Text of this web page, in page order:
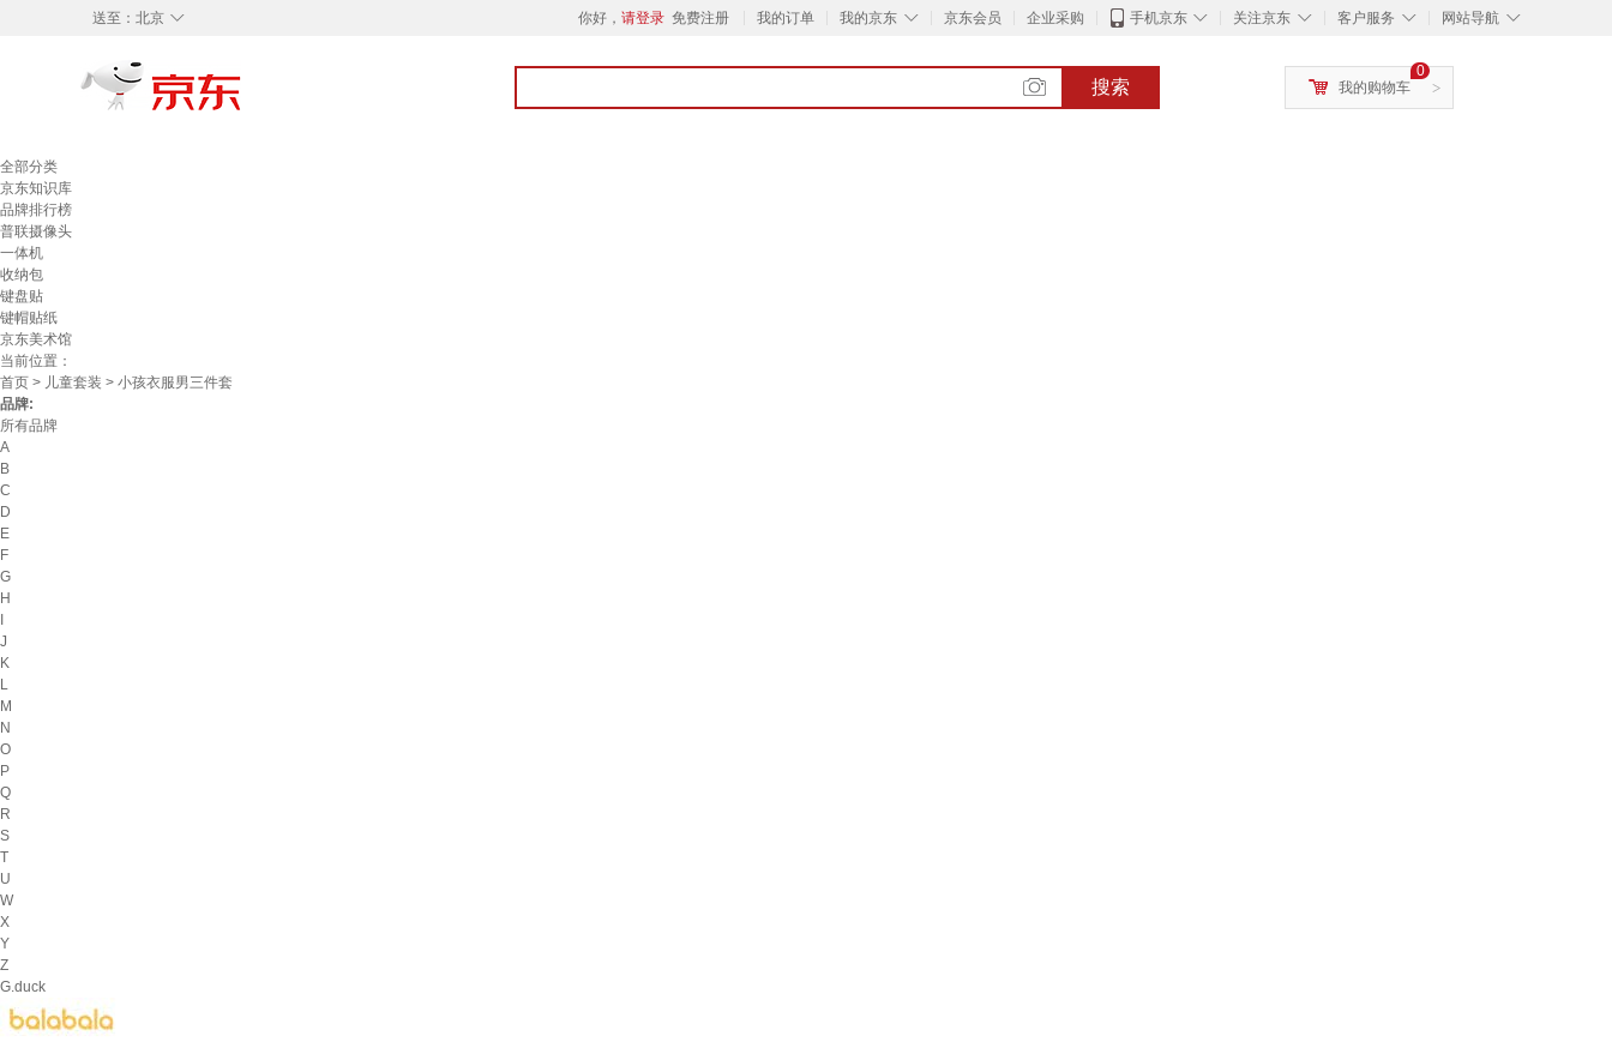
◇
送至： 北京 你好， 请登录 免费注册 我的订单 ◇
我的京东 京东会员 企业采购 ◇
手机京东 ◇
关注京东 ◇
客户服务 ◇
网站导航
搜索 >
0
我的购物车
全部分类
京东知识库
品牌排行榜
普联摄像头
一体机
收纳包
键盘贴
键帽贴纸
京东美术馆
当前位置：
首页 > 儿童套装 > 小孩衣服男三件套
品牌:
所有品牌
A
B
C
D
E
F
G
H
J
K
L
M
N
O
P
Q
R
S
T
U
W
X
Y
Z
G.duck